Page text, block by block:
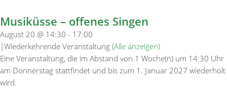
Musiküsse – offenes Singen
August 20 @ 14:30 - 17:00
|Wiederkehrende Veranstaltung (Alle anzeigen)
Eine Veranstaltung, die im Abstand von 1 Woche(n) um 14:30 Uhr
am Donnerstag stattfindet und bis zum 1. Januar 2027 wiederholt
wird.